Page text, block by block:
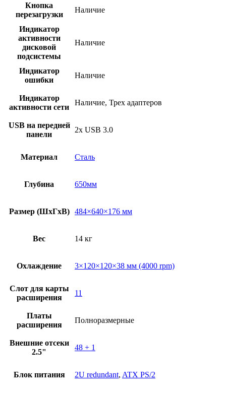
Кнопка
перезагрузки
Наличие
Индикатор
активности
дисковой
подсистемы
Наличие
Индикатор
ошибки
Наличие
Индикатор
активности сети
Наличие, Трех адаптеров
USB на передней
панели
2x USB 3.0
Материал Сталь
Глубина 650мм
Размер (ШxГxВ) 484×640×176 мм
Вес 14 кг
Охлаждение 3×120×120×38 мм (4000 rpm)
Слот для карты
расширения
11
Платы
расширения
Полноразмерные
Внешние отсеки
2.5"
48 + 1
Блок питания 2U redundant, ATX PS/2